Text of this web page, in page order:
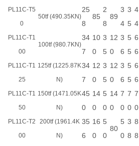
PL11C-T5
0
50tf (490.35KN)
25
8
85
2
8
89
3
4
3
5
4
4
PL11C-T1
00
100tf (980.7KN)
34
7
10
0
3
5
12
0
3
6
5
5
6
6
PL11C-T1
25
125tf (1225.87K
N)
34
7
12
0
3
5
12
0
3
6
5
5
6
6
PL11C-T1
50
150tf (1471.05K
N)
45
0
14
0
5
0
14
0
7
0
7
0
7
0
PL11C-T2
00
200tf (1961.4K
N)
35
6
16
0
5
0
80
5
0
3
8
8
8